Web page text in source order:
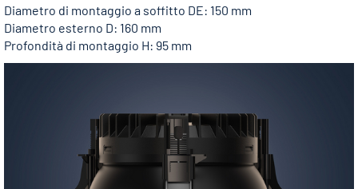
Diametro di montaggio a soffitto DE: 150 mm
Diametro esterno D: 160 mm
Profondità di montaggio H: 95 mm